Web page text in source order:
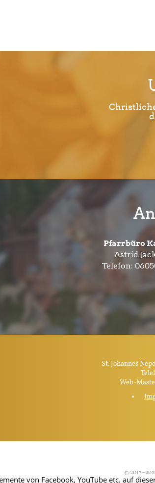
Pfarrbüro
Astrid
Telefon:
St. Johannes
Web-
©
von Facebook, YouTube etc. auf